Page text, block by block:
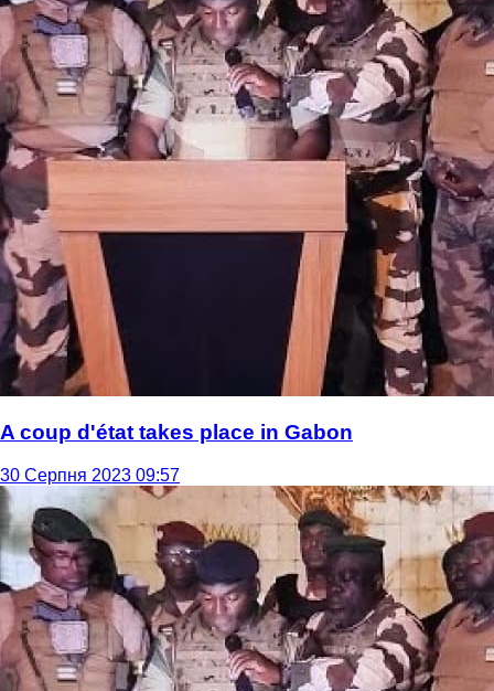
A coup d'état takes place in Gabon
30 Серпня 2023 09:57